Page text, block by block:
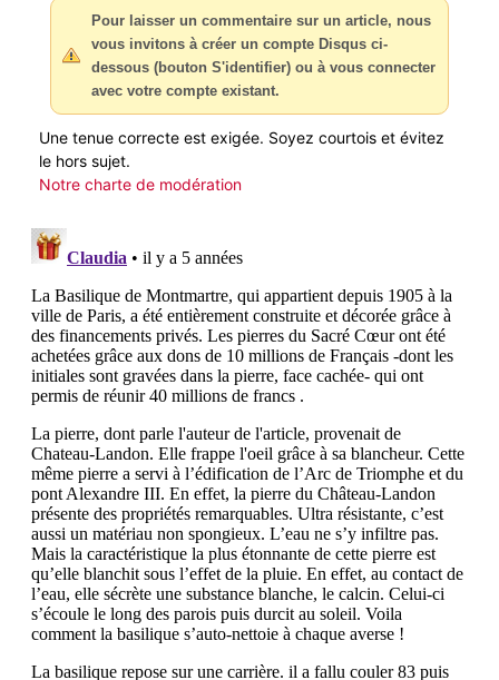
Pour laisser un commentaire sur un article, nous
vous invitons à créer un compte Disqus ci-
dessous (bouton S'identifier) ou à vous connecter
avec votre compte existant.
Une tenue correcte est exigée. Soyez courtois et évitez
le hors sujet.
Notre charte de modération